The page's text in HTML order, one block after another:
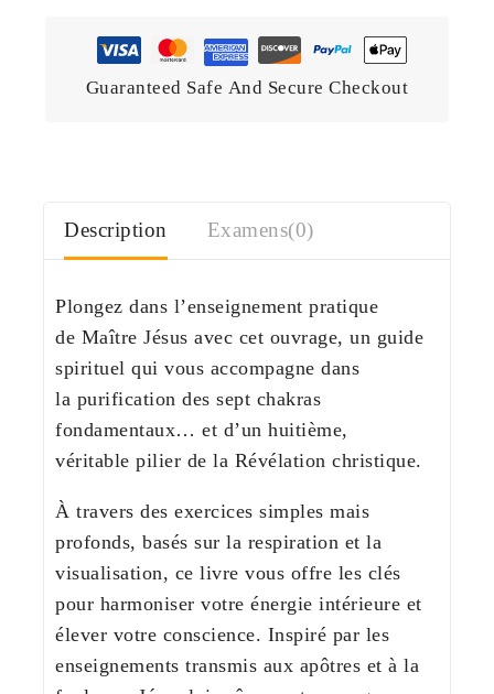
Guaranteed Safe And Secure Checkout
Description Examens(0)
Plongez dans l’enseignement pratique
de Maître Jésus avec cet ouvrage, un guide
spirituel qui vous accompagne dans
la purification des sept chakras
fondamentaux… et d’un huitième,
véritable pilier de la Révélation christique.
À travers des exercices simples mais
profonds, basés sur la respiration et la
visualisation, ce livre vous offre les clés
pour harmoniser votre énergie intérieure et
élever votre conscience. Inspiré par les
enseignements transmis aux apôtres et à la